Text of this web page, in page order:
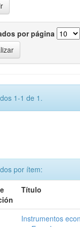
por página
1-1 de 1.
por ítem:
Título
Instrumentos